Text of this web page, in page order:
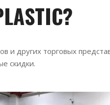
и других торговых
скидки.